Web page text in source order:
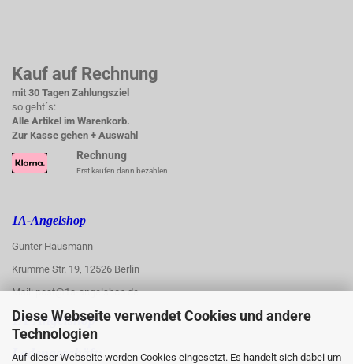
Diese Webseite verwendet Cookies und andere
Technologien
Auf dieser Webseite werden Cookies eingesetzt. Es handelt sich dabei um
Kauf auf Rechnung
mit 30 Tagen Zahlungsziel
so geht´s:
Alle Artikel im Warenkorb.
Zur Kasse gehen + Auswahl
Rechnung
Erst kaufen dann bezahlen
1A-Angelshop
Gunter Hausmann
Krumme Str. 19, 12526 Berlin
Mail: post@1a-angelshop.de
1A-Angelshop-
Ladengeschäft::